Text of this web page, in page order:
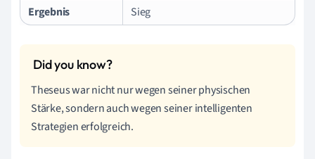
Ergebnis
Sieg
Theseus war nicht nur wegen seiner physischen
Stärke, sondern auch wegen seiner intelligenten
Strategien erfolgreich.